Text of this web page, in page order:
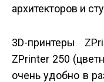
архитекторов и
3D-принтеры
ZPrinter 250
очень удобно в